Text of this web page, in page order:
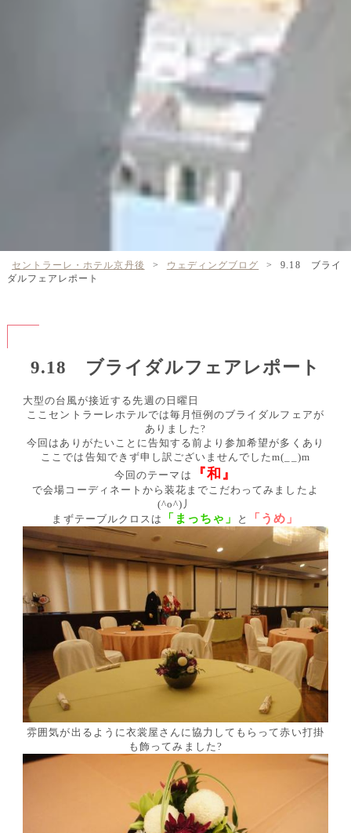
セントラーレ・ホテル京丹後 > ウェディングブログ >
9.18 ブライ
ダルフェアレポート
9.18 ブライダルフェアレポート
大型の台風が接近する先週の日曜日
ここセントラーレホテルでは毎月恒例のブライダルフェアが
ありました?
今回はありがたいことに告知する前より参加希望が多くあり
ここでは告知できず申し訳ございませんでしたm(__)m
今回のテーマは
『和』
で会場コーディネートから装花までこだわってみましたよ
(^o^)丿
まずテーブルクロスは
「まっちゃ」 と 「うめ」
雰囲気が出るように衣裳屋さんに協力してもらって赤い打掛
も飾ってみました?